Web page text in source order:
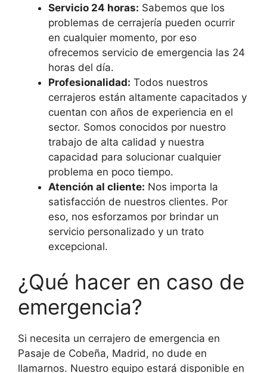
Servicio 24 horas: Sabemos que los
problemas de cerrajería pueden ocurrir
en cualquier momento, por eso
ofrecemos servicio de emergencia las 24
horas del día.
Profesionalidad: Todos nuestros
cerrajeros están altamente capacitados y
cuentan con años de experiencia en el
sector. Somos conocidos por nuestro
trabajo de alta calidad y nuestra
capacidad para solucionar cualquier
problema en poco tiempo.
Atención al cliente: Nos importa la
satisfacción de nuestros clientes. Por
eso, nos esforzamos por brindar un
servicio personalizado y un trato
excepcional.
¿Qué hacer en caso de
emergencia?
Si necesita un cerrajero de emergencia en
Pasaje de Cobeña, Madrid, no dude en
llamarnos. Nuestro equipo estará disponible en